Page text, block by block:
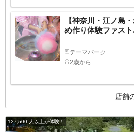
【神奈川・江ノ島
め作り体験ファス
テーマパーク
2歳から
店舗
127,500 人以上が体験！